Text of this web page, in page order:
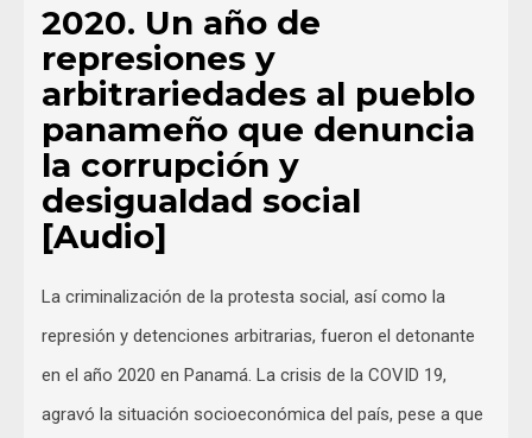
2020. Un año de
represiones y
arbitrariedades al pueblo
panameño que denuncia
la corrupción y
desigualdad social
[Audio]
La criminalización de la protesta social, así como la
represión y detenciones arbitrarias, fueron el detonante
en el año 2020 en Panamá. La crisis de la COVID 19,
agravó la situación socioeconómica del país, pese a que